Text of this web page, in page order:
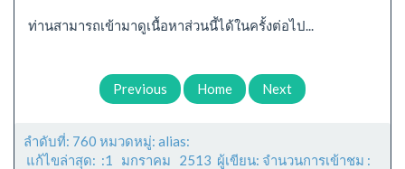
ท่านสามารถเข้ามาดูเนื้อหาส่วนนี้ได้ในครั้งต่อไป...
Previous Home Next
ลำดับที่: 760 หมวดหมู่: alias:
แก้ไขล่าสุด: :1 มกราคม 2513 ผู้เขียน: จำนวนการเข้าชม :